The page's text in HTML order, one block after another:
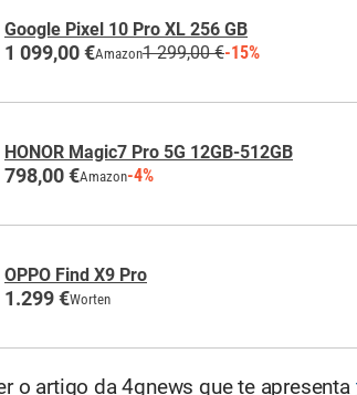
Google Pixel 10 Pro XL 256 GB
1 099,00 €Amazon1 299,00 €-15%
HONOR Magic7 Pro 5G 12GB-512GB
798,00 €Amazon-4%
OPPO Find X9 Pro
1.299 €Worten
o artigo da 4gnews que te apresenta